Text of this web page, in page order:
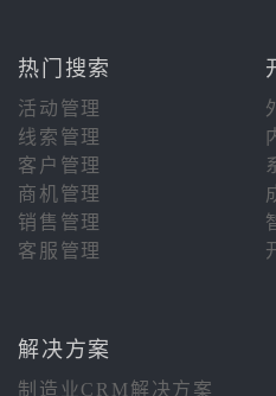
热门搜索
活动管理
线索管理
客户管理
商机管理
销售管理
客服管理
解决方案
制造业CRM解决方案